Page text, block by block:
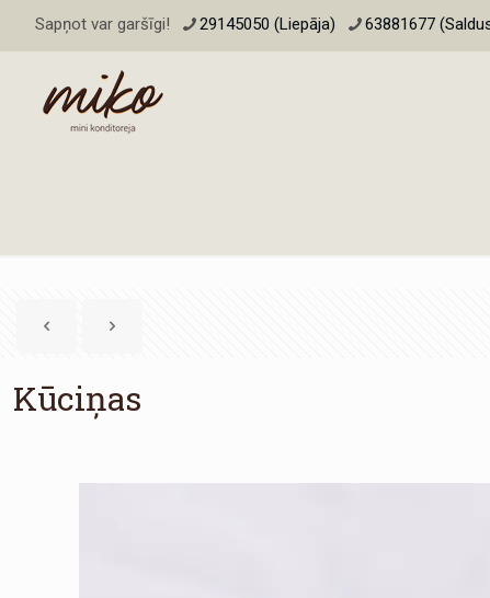
Sapņot var garšīgi! 29145050 (Liepāja) 63881677
Kūciņas